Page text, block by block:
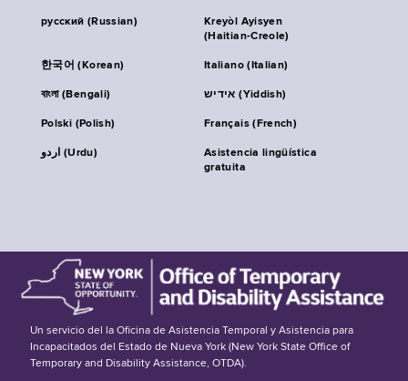
русский (Russian)
Kreyòl Ayisyen
(Haitian-Creole)
한국어 (Korean) Italiano (Italian)
বাংলা (Bengali) אידיש (Yiddish)
Polski (Polish) Français (French)
اردو (Urdu)
Asistencia lingüística
gratuita
Un servicio del la Oficina de Asistencia Temporal y Asistencia para
Incapacitados del Estado de Nueva York (New York State Office of
Temporary and Disability Assistance, OTDA).